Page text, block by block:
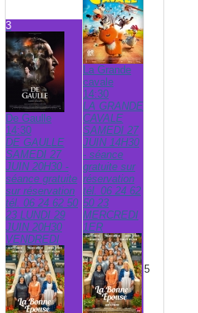
3
De Gaulle
14:30
DE GAULLE
SAMEDI 27
JUIN 20H30 -
séance gratuite
sur réservation
tél. 06 24 62 50
23 LUNDI 29
JUIN 20H30
VENDREDI
La Grande
cavale
14:30
LA GRANDE
CAVALE
SAMEDI 27
JUIN 14H30
- séance
gratuite sur
réservation
tél. 06 24 62
50 23
MERCREDI
1ER
5